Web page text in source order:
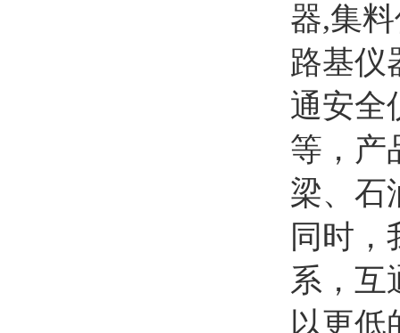
器,集
路基仪
通安全
等，产
梁、石
同时，
系，互
以更低